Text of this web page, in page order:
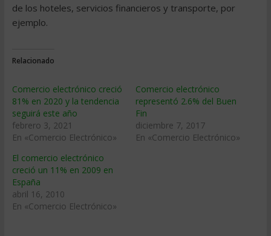
de los hoteles, servicios financieros y transporte, por
ejemplo.
Relacionado
Comercio electrónico creció
81% en 2020 y la tendencia
seguirá este año
febrero 3, 2021
En «Comercio Electrónico»
Comercio electrónico
representó 2.6% del Buen
Fin
diciembre 7, 2017
En «Comercio Electrónico»
El comercio electrónico
creció un 11% en 2009 en
España
abril 16, 2010
En «Comercio Electrónico»